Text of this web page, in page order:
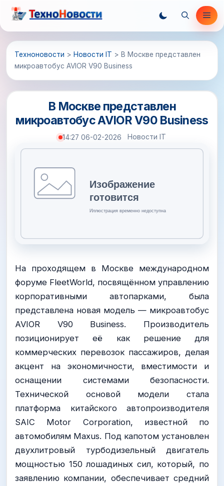
Перейти
содержимому
Техноновости > Новости IT > В Москве представлен
микроавтобус AVIOR V90 Business
В Москве представлен
микроавтобус AVIOR V90 Business
14:27 06-02-2026 Новости IT
На проходящем в Москве международном
форуме FleetWorld, посвящённом управлению
корпоративными автопарками, была
представлена новая модель — микроавтобус
AVIOR V90 Business. Производитель
позиционирует её как решение для
коммерческих перевозок пассажиров, делая
акцент на экономичности, вместимости и
оснащении системами безопасности.
Технической основой модели стала
платформа китайского автопроизводителя
SAIC Motor Corporation, известной по
автомобилям Maxus. Под капотом установлен
двухлитровый турбодизельный двигатель
мощностью 150 лошадиных сил, который, по
заявлению компании, обеспечивает средний